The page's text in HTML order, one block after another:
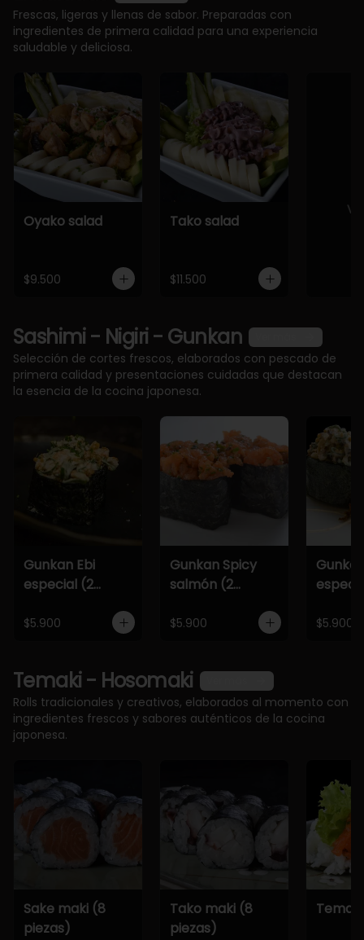
Frescas, ligeras y llenas de sabor. Preparadas con
ingredientes de primera calidad para una experiencia
saludable y deliciosa.
Oyako salad
$9.500
Tako salad
$11.500
Sashimi - Nigiri - Gunkan
Selección de cortes frescos, elaborados con pescado de
primera calidad y presentaciones cuidadas que destacan
la esencia de la cocina japonesa.
Gunkan Ebi
especial (2
$5.900
Gunkan Spicy
salmón (2
$5.900 $5.900
Temaki - Hosomaki
Rolls tradicionales y creativos, elaborados al momento con
ingredientes frescos y sabores auténticos de la cocina
japonesa.
Sake maki (8
piezas)
Tako maki (8
piezas)